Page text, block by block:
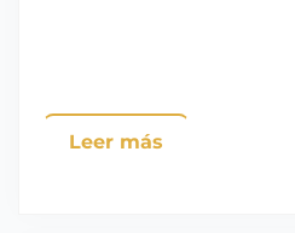
Leer más